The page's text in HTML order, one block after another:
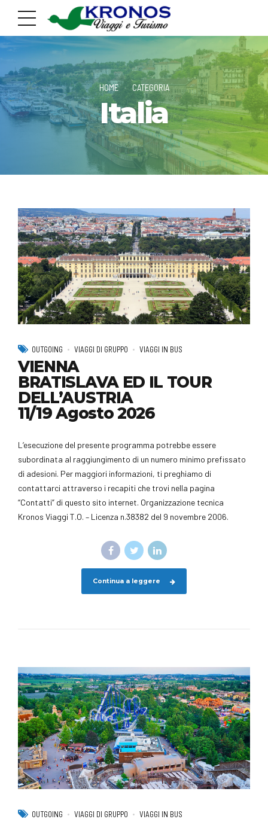
HOME CATEGORIA
Italia
OUTGOING VIAGGI DI GRUPPO VIAGGI IN BUS
VIENNA
BRATISLAVA ED IL TOUR
DELL’AUSTRIA
11/19 Agosto 2026
L’esecuzione del presente programma potrebbe essere
subordinata al raggiungimento di un numero minimo prefissato
di adesioni. Per maggiori informazioni, ti preghiamo di
contattarci attraverso i recapiti che trovi nella pagina
“Contatti” di questo sito internet. Organizzazione tecnica
Kronos Viaggi T.O. – Licenza n.38382 del 9 novembre 2006.
Continua a leggere
OUTGOING VIAGGI DI GRUPPO VIAGGI IN BUS